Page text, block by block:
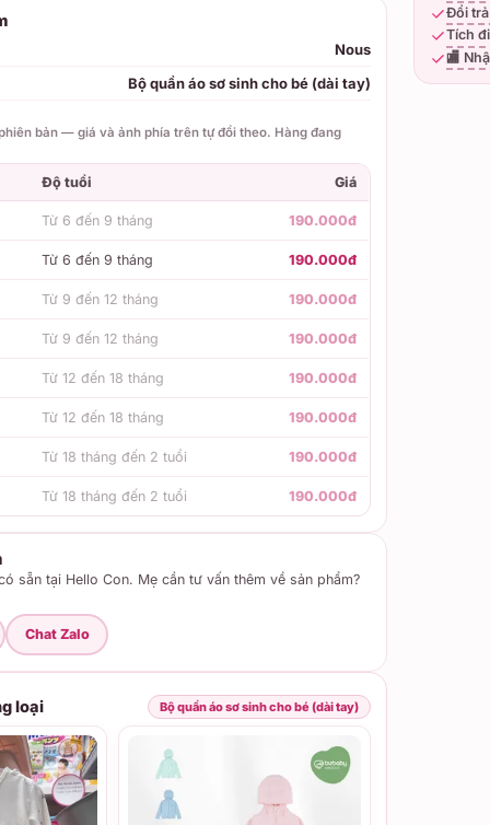
Đổi
Tích
🏬
Nous
Bộ quần áo sơ sinh cho bé (dài tay)
bản — giá và ảnh phía trên tự đổi theo. Hàng đang
Độ tuổi Giá
Từ 6 đến 9 tháng 190.000đ
Từ 6 đến 9 tháng 190.000đ
Từ 9 đến 12 tháng 190.000đ
Từ 9 đến 12 tháng 190.000đ
Từ 12 đến 18 tháng 190.000đ
Từ 12 đến 18 tháng 190.000đ
Từ 18 tháng đến 2 tuổi 190.000đ
Từ 18 tháng đến 2 tuổi 190.000đ
sẵn tại Hello Con. Mẹ cần tư vấn thêm về sản phẩm?
Chat Zalo
loại Bộ quần áo sơ sinh cho bé (dài tay)